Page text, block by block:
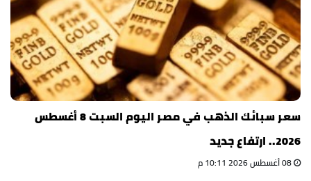
سعر سبائك الذهب في مصر اليوم السبت 8 أغسطس
2026.. ارتفاع جديد